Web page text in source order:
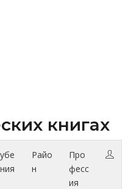
книгах
Райо
н
Про
фесс
ия